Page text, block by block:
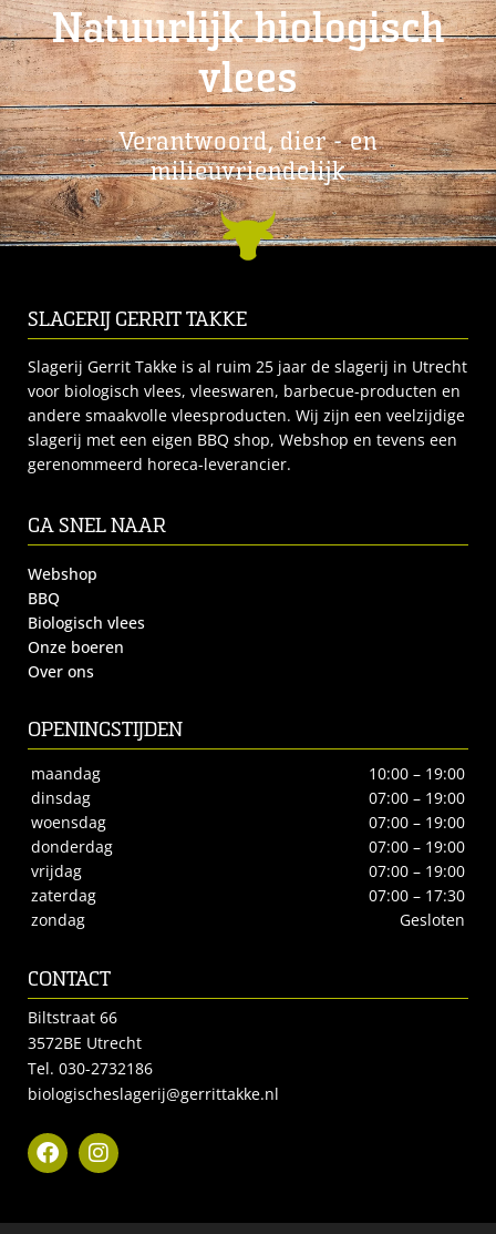
Natuurlijk biologisch
vlees
Verantwoord, dier - en
milieuvriendelijk
SLAGERIJ GERRIT TAKKE
Slagerij Gerrit Takke is al ruim 25 jaar de slagerij in Utrecht
voor biologisch vlees, vleeswaren, barbecue-producten en
andere smaakvolle vleesproducten. Wij zijn een veelzijdige
slagerij met een eigen BBQ shop, Webshop en tevens een
gerenommeerd horeca-leverancier.
GA SNEL NAAR
Webshop
BBQ
Biologisch vlees
Onze boeren
Over ons
OPENINGSTIJDEN
maandag
10:00 – 19:00
dinsdag
07:00 – 19:00
woensdag
07:00 – 19:00
donderdag
07:00 – 19:00
vrijdag
07:00 – 19:00
zaterdag
07:00 – 17:30
zondag
Gesloten
CONTACT
Biltstraat 66
3572BE Utrecht
Tel. 030-2732186
biologischeslagerij@gerrittakke.nl